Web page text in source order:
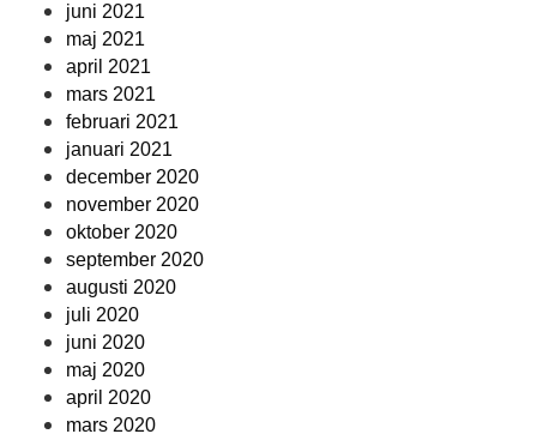
juni 2021
maj 2021
april 2021
mars 2021
februari 2021
januari 2021
december 2020
november 2020
oktober 2020
september 2020
augusti 2020
juli 2020
juni 2020
maj 2020
april 2020
mars 2020